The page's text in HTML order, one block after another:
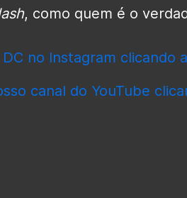
, como quem é o
no Instagram clicando
canal do YouTube